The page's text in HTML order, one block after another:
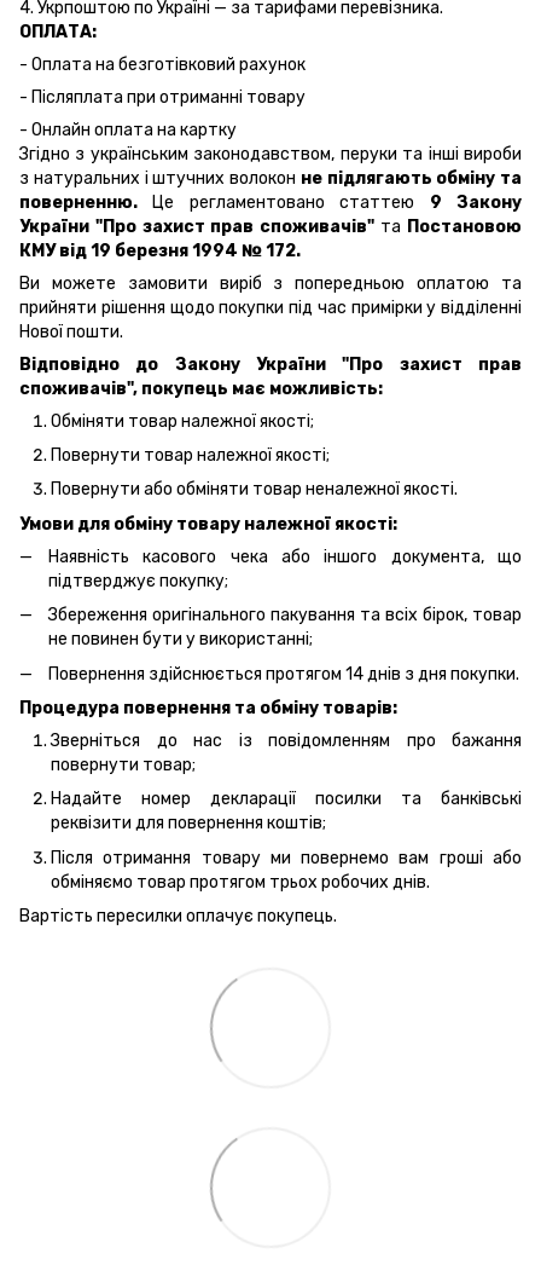
4. Укрпоштою по Україні — за тарифами перевізника.
ОПЛАТА:
- Оплата на безготівковий рахунок
- Післяплата при отриманні товару
- Онлайн оплата на картку
Згідно з українським законодавством, перуки та інші вироби
з натуральних і штучних волокон не підлягають обміну та
поверненню. Це регламентовано статтею 9 Закону
України "Про захист прав споживачів" та Постановою
КМУ від 19 березня 1994 № 172.
Ви можете замовити виріб з попередньою оплатою та
прийняти рішення щодо покупки під час примірки у відділенні
Нової пошти.
Відповідно до Закону України "Про захист прав
споживачів", покупець має можливість:
Обміняти товар належної якості;
Повернути товар належної якості;
Повернути або обміняти товар неналежної якості.
Умови для обміну товару належної якості:
Наявність касового чека або іншого документа, що
підтверджує покупку;
Збереження оригінального пакування та всіх бірок, товар
не повинен бути у використанні;
Повернення здійснюється протягом 14 днів з дня покупки.
Процедура повернення та обміну товарів:
Зверніться до нас із повідомленням про бажання
повернути товар;
Надайте номер декларації посилки та банківські
реквізити для повернення коштів;
Після отримання товару ми повернемо вам гроші або
обміняємо товар протягом трьох робочих днів.
Вартість пересилки оплачує покупець.